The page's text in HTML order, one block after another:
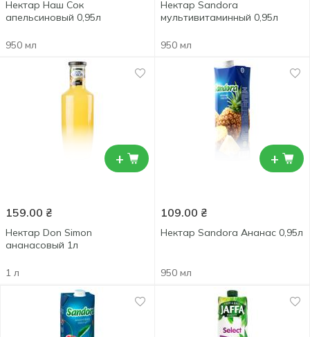
Нектар Наш Сок
апельсиновый 0,95л
950 мл
Нектар Sandora
мультивитаминный 0,95л
950 мл
+
159.00 ₴
Нектар Don Simon
ананасовый 1л
1 л
+
109.00 ₴
Нектар Sandora Ананас 0,95л
950 мл